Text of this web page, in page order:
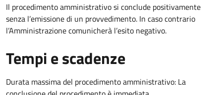
Il procedimento amministrativo si conclude positivamente
senza l’emissione di un provvedimento. In caso contrario
l’Amministrazione comunicherà l’esito negativo.
Tempi e scadenze
Durata massima del procedimento amministrativo: La